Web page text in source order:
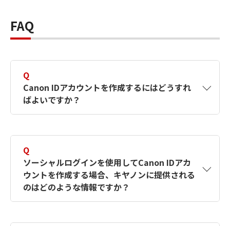
FAQ
Q
Canon IDアカウントを作成するにはどうすれ
ばよいですか？
す。詳しい作成方法は【カメラ】Canon IDとは
何ですか？Canon IDの作成方法は？をご確認く
ださい。
Q
ソーシャルログインを使用してCanon IDアカ
ウントを作成する場合、キヤノンに提供される
のはどのような情報ですか？